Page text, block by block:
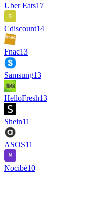
Uber Eats17
Cdiscount14
Fnac13
Samsung13
HelloFresh13
Shein11
ASOS11
Nocibé10